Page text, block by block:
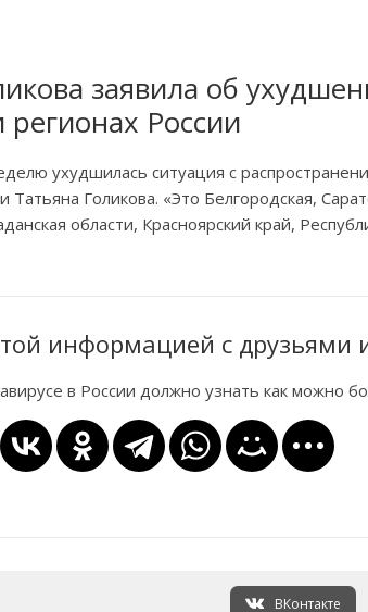
заявила об
регионах России
ухудшилась ситуация с
Голикова. «Это Белгородская,
области, Красноярский край,
информацией с друзьями
в России должно узнать как можно
ВКонтакте